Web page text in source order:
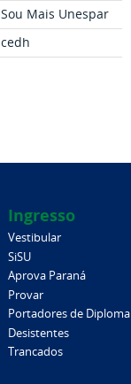
Sou Mais Unespar
cedh
Ingresso
Vestibular
SiSU
Aprova Paraná
Provar
Portadores de Diploma
Desistentes
Trancados